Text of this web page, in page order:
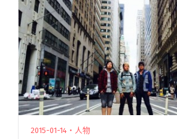
負。屆時除了能欣閱讀全文 "專屬
鼓革命擂台賽即將開戰"
2015-01-14・人物